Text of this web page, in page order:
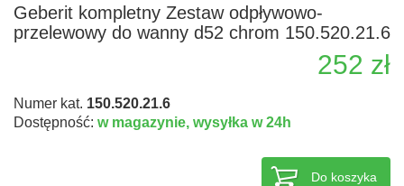
Geberit kompletny Zestaw odpływowo-
przelewowy do wanny d52 chrom 150.520.21.6
252 zł
Numer kat. 150.520.21.6
Dostępność: w magazynie, wysyłka w 24h
Do koszyka